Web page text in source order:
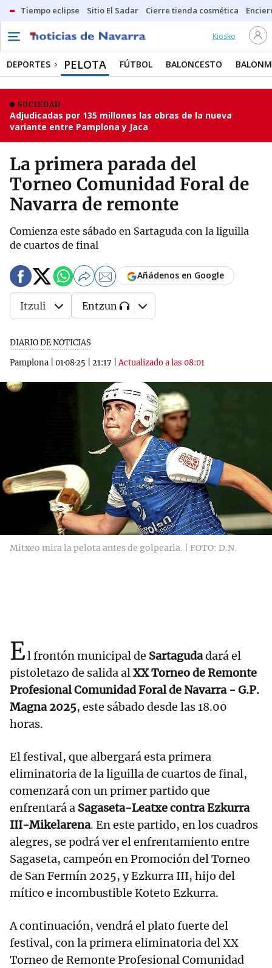
Tiempo eclipse Sitio El Sadar Cierre tienda cosmética
Kiosko
DEPORTES PELOTA FÚTBOL BALONCESTO
SOCIEDAD
Adjudicadas por 135 millones las obras de la nueva
variante entre Pamplona y Jaca
La primera parada del
Torneo Comunidad Foral de
Navarra de remonte
Comienza este sábado en Sartaguda con la liguilla
de cuartos de final
DIARIO DE NOTICIAS
Pamplona
01·08·25 21:17 |Actualizado a las 08:01
Añádenos en Google
Itzuli Entzun
Mitxeo mira la pelota antes de golpearla. | FOTO: D.N.
El frontón municipal de Sartagudadará el
pistoletazo de salida alXX Torneo de Remonte
Profesional Comunidad Foral de Navarra - G.P.
Magna 2025, este sábado desde las 18.00
horas.
El festival, que albergará esta primera
eliminatoria de la liguilla de cuartos de final,
comenzará con un primer partido que
enfrentará a Sagaseta-Leatxe contra Ezkurra
III-Mikelarena. En este partido, en los cuadros
alegres, se podrá ver el enfrentamiento entre
Sagaseta, campeón en Promoción del Torneo
de San Fermín 2025, y Ezkurra III, hijo del
mítico e incombustible Koteto Ezkurra.
A continuación, vendrá el plato fuerte del
festival, con la primera eliminatoria del XX
Torneo de Remonte Profesional Comunidad